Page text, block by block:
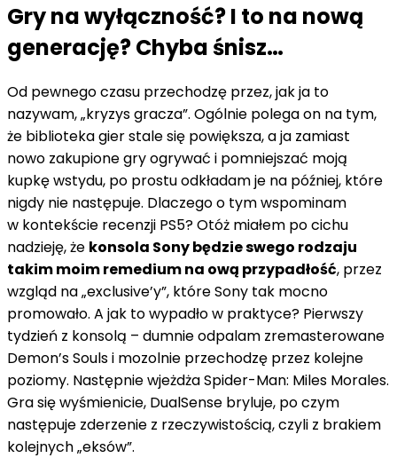
Gry na wyłączność? I to na nową
generację? Chyba śnisz…
Od pewnego czasu przechodzę przez, jak ja to
nazywam, „kryzys gracza”. Ogólnie polega on na tym,
że biblioteka gier stale się powiększa, a ja zamiast
nowo zakupione gry ogrywać i pomniejszać moją
kupkę wstydu, po prostu odkładam je na później, które
nigdy nie następuje. Dlaczego o tym wspominam
w kontekście recenzji PS5? Otóż miałem po cichu
nadzieję, że konsola Sony będzie swego rodzaju
takim moim remedium na ową przypadłość, przez
wzgląd na „exclusive’y”, które Sony tak mocno
promowało. A jak to wypadło w praktyce? Pierwszy
tydzień z konsolą – dumnie odpalam zremasterowane
Demon’s Souls i mozolnie przechodzę przez kolejne
poziomy. Następnie wjeżdża Spider-Man: Miles Morales.
Gra się wyśmienicie, DualSense bryluje, po czym
następuje zderzenie z rzeczywistością, czyli z brakiem
kolejnych „eksów”.